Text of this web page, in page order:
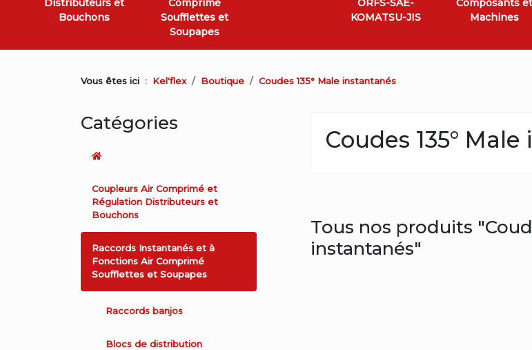
Distributeurs et
Bouchons
Comprimé
Soufflettes et
Soupapes
ORFS-SAE-
KOMATSU-JIS
Composants
Machines
Vous êtes ici Kel'flex Boutique Coudes 135° Male instantanés
Coudes 135°
Tous nos produits
instantanés"
Catégories
Coupleurs Air Comprimé et
Régulation Distributeurs et
Bouchons
Raccords Instantanés et à
Fonctions Air Comprimé
Soufflettes et Soupapes
Raccords banjos
Blocs de distribution